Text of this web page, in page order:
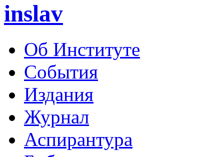
inslav
Об Институте
События
Издания
Журнал
Аспирантура